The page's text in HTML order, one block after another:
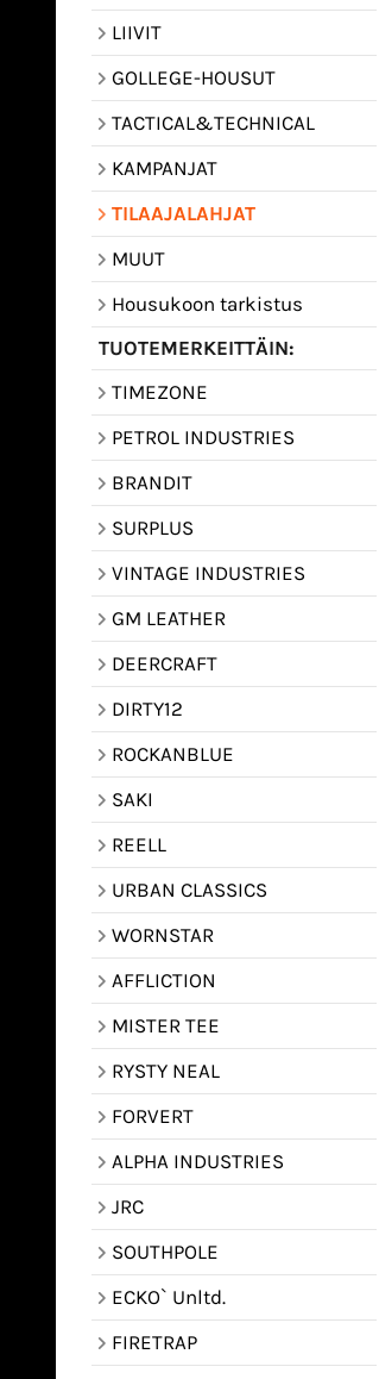
LIIVIT
GOLLEGE-HOUSUT
TACTICAL&TECHNICAL
KAMPANJAT
TILAAJALAHJAT
MUUT
Housukoon tarkistus
TUOTEMERKEITTÄIN:
TIMEZONE
PETROL INDUSTRIES
BRANDIT
SURPLUS
VINTAGE INDUSTRIES
GM LEATHER
DEERCRAFT
DIRTY12
ROCKANBLUE
SAKI
REELL
URBAN CLASSICS
WORNSTAR
AFFLICTION
MISTER TEE
RYSTY NEAL
FORVERT
ALPHA INDUSTRIES
JRC
SOUTHPOLE
ECKO` Unltd.
FIRETRAP